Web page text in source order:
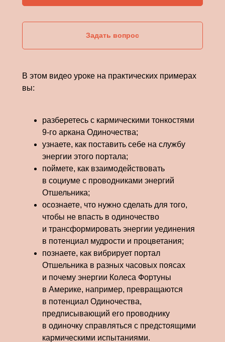
Задать вопрос
В этом видео уроке на практических примерах
вы:
разберетесь с кармическими тонкостями
9-го аркана Одиночества;
узнаете, как поставить себе на службу
энергии этого портала;
поймете, как взаимодействовать
в социуме с проводниками энергий
Отшельника;
осознаете, что нужно сделать для того,
чтобы не впасть в одиночество
и трансформировать энергии уединения
в потенциал мудрости и процветания;
познаете, как вибрирует портал
Отшельника в разных часовых поясах
и почему энергии Колеса Фортуны
в Америке, например, превращаются
в потенциал Одиночества,
предписывающий его проводнику
в одиночку справляться с предстоящими
кармическими испытаниями.